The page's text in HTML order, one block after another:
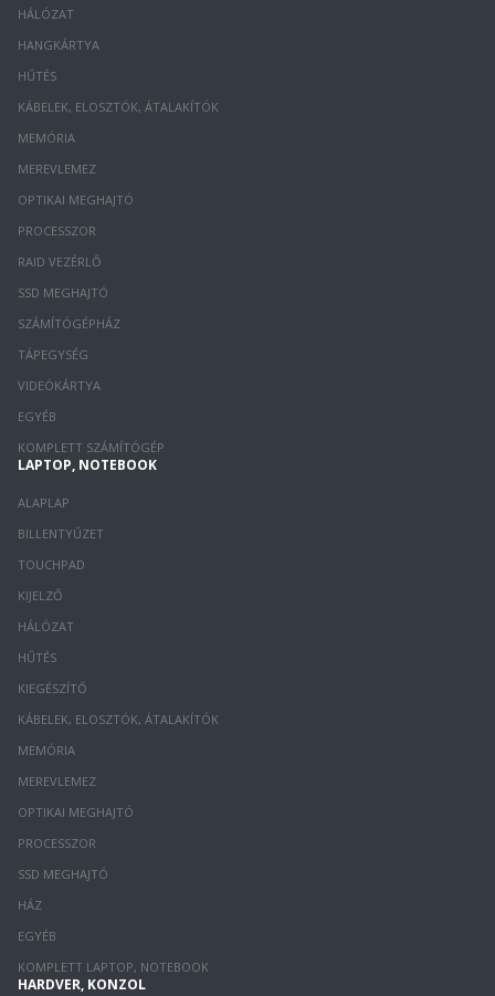
HÁLÓZAT
HANGKÁRTYA
HŰTÉS
KÁBELEK, ELOSZTÓK, ÁTALAKÍTÓK
MEMÓRIA
MEREVLEMEZ
OPTIKAI MEGHAJTÓ
PROCESSZOR
RAID VEZÉRLŐ
SSD MEGHAJTÓ
SZÁMÍTÓGÉPHÁZ
TÁPEGYSÉG
VIDEÓKÁRTYA
EGYÉB
KOMPLETT SZÁMÍTÓGÉP
LAPTOP, NOTEBOOK
ALAPLAP
BILLENTYŰZET
TOUCHPAD
KIJELZŐ
HÁLÓZAT
HŰTÉS
KIEGÉSZÍTŐ
KÁBELEK, ELOSZTÓK, ÁTALAKÍTÓK
MEMÓRIA
MEREVLEMEZ
OPTIKAI MEGHAJTÓ
PROCESSZOR
SSD MEGHAJTÓ
HÁZ
EGYÉB
KOMPLETT LAPTOP, NOTEBOOK
HARDVER, KONZOL